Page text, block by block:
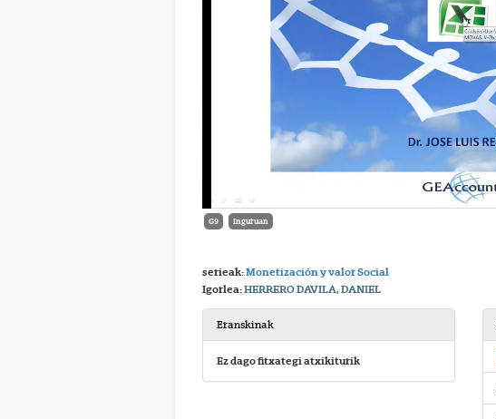
G9 Inguruan
serieak:Monetización y valor Social
Igorlea:HERRERO DAVILA, DANIEL
Eranskinak
Ez dago fitxategi atxikiturik